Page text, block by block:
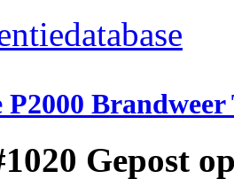
P2000 Brandweer
Gepost